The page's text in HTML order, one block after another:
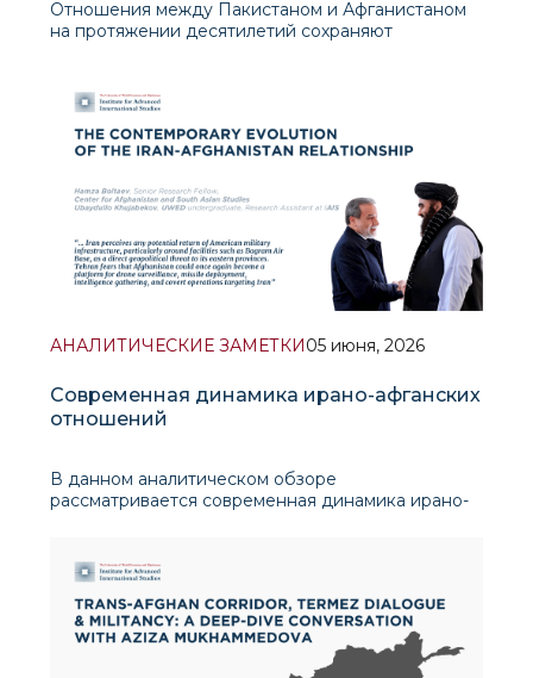
Отношения между Пакистаном и Афганистаном
на протяжении десятилетий сохраняют
устойчивым взаимным недоверием,
приграничной конфронтацией и конкуренцией за
влияние в трансграничном пространстве.
АНАЛИТИЧЕСКИЕ ЗАМЕТКИ 05 июня, 2026
Современная динамика ирано-афганских
отношений
В данном аналитическом обзоре
рассматривается современная динамика ирано-
экономической взаимозависимости и
перераспределения геополитических сил после
возвращения «Талибана»